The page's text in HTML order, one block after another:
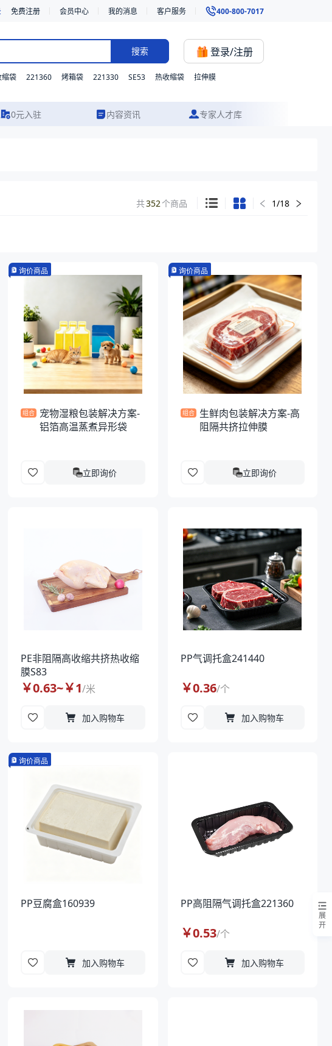
免费注册 会员中心 我的消息 客户服务 400-800-7017
搜索 登录/注册
缩袋 221360 烤箱袋 221330 SE53 热收缩袋 拉伸膜
0元入驻 内容资讯 专家人才库
共352个商品 1/18
询价商品
组合 宠物湿粮包装解决方案-
铝箔高温蒸煮异形袋
立即询价
询价商品
组合
生鲜肉包装解决方案-高
阻隔共挤拉伸膜
立即询价
PE非阻隔高收缩共挤热收缩
膜S83
￥0.63~￥1/米
加入购物车
PP气调托盒241440
￥0.36/个
加入购物车
询价商品
PP豆腐盒160939
加入购物车
PP高阻隔气调托盒221360
￥0.53/个
加入购物车
展
开